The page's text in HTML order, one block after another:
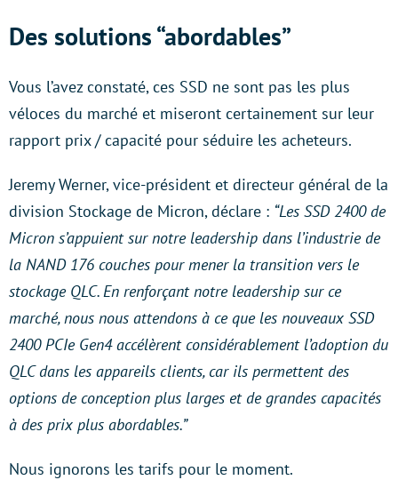
Des solutions “abordables”
Vous l’avez constaté, ces SSD ne sont pas les plus
véloces du marché et miseront certainement sur leur
rapport prix / capacité pour séduire les acheteurs.
Jeremy Werner, vice-président et directeur général de la
division Stockage de Micron, déclare : “Les SSD 2400 de
Micron s’appuient sur notre leadership dans l’industrie de
la NAND 176 couches pour mener la transition vers le
stockage QLC. En renforçant notre leadership sur ce
marché, nous nous attendons à ce que les nouveaux SSD
2400 PCIe Gen4 accélèrent considérablement l’adoption du
QLC dans les appareils clients, car ils permettent des
options de conception plus larges et de grandes capacités
à des prix plus abordables.”
Nous ignorons les tarifs pour le moment.